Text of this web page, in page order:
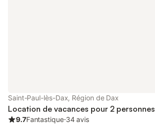
Saint-Paul-lès-Dax, Région de Dax
Location de vacances pour 2 personnes
9.7Fantastique⋅34 avis